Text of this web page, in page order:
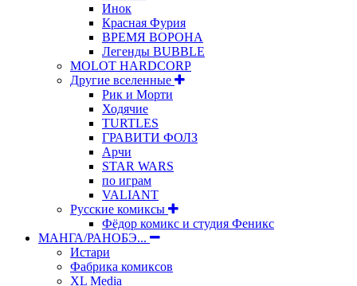
Инок
Красная Фурия
ВРЕМЯ ВОРОНА
Легенды BUBBLE
MOLOT HARDCORP
Другие вселенные
Рик и Морти
Ходячие
TURTLES
ГРАВИТИ ФОЛЗ
Арчи
STAR WARS
по играм
VALIANT
Русские комиксы
Фёдор комикс и студия Феникс
МАНГА/РАНОБЭ...
Истари
Фабрика комиксов
XL Media